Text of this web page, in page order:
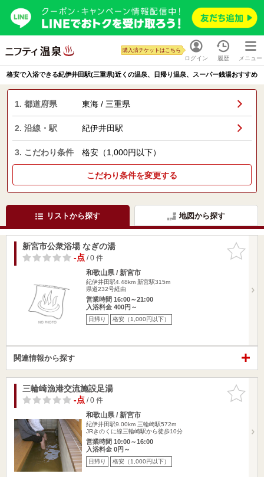
ログイン
購入済チケットはこちら
履歴 メニュー
格安で入浴できる紀伊井田駅(三重県)近くの温泉、日帰り温泉、スーパー銭湯おすすめ
1. 都道府県 東海 / 三重県
2. 沿線・駅 紀伊井田駅
3. こだわり条件 格安（1,000円以下）
こだわり条件を変更する
リストから探す 地図から探す
お気に入
りに追加
新宮市公衆浴場 なぎの湯
-点/ 0 件
和歌山県 / 新宮市
紀伊井田駅4.48km 新宮駅315m
県道232号経由
営業時間 16:00～21:00
入浴料金 400円～
日帰り 格安（1,000円以下）
関連情報から探す
お気に入
りに追加
三輪崎漁港交流施設足湯
-点/ 0 件
和歌山県 / 新宮市
紀伊井田駅9.00km 三輪崎駅572m
JRきのくに線三輪崎駅から徒歩10分
営業時間 10:00～16:00
入浴料金 0円～
日帰り 格安（1,000円以下）